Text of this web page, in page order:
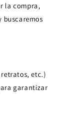
la compra,
buscaremos
etc.)
garantizar